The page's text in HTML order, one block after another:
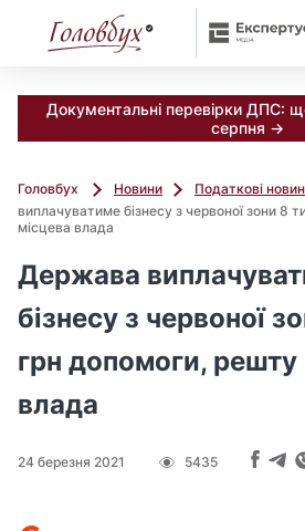
Документальні перевірки ДПС:
серпня →
Головбух Новини Податкові
виплачуватиме бізнесу з червоної зони 8
місцева влада
Держава
бізнесу з червоної
грн допомоги, решту
влада
24 березня 2021 5435